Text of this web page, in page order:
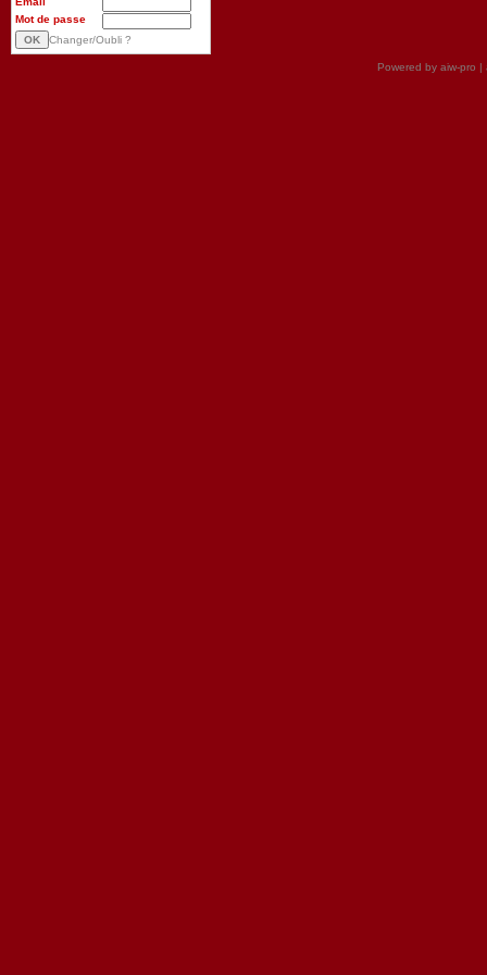
Mot de passe
Changer/Oubli ?
Powered by aiw-pro |